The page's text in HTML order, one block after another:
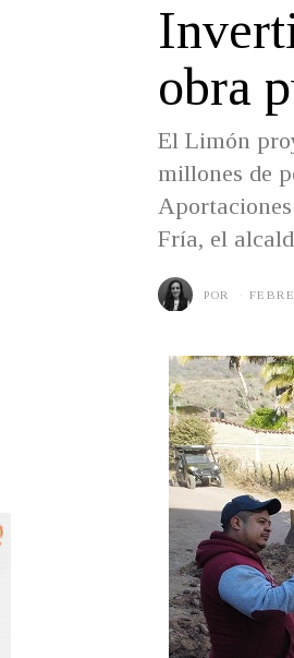
obra
El Limón
millones de
Fría, el
POR